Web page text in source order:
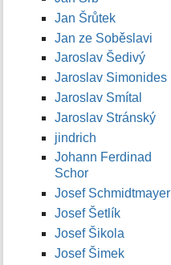
Jan Šrůtek
Jan ze Soběslavi
Jaroslav Šedivý
Jaroslav Simonides
Jaroslav Smítal
Jaroslav Stránský
jindrich
Johann Ferdinad
Schor
Josef Schmidtmayer
Josef Šetlík
Josef Šikola
Josef Šimek